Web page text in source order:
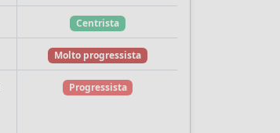
Centrista
Molto progressista
Progressista